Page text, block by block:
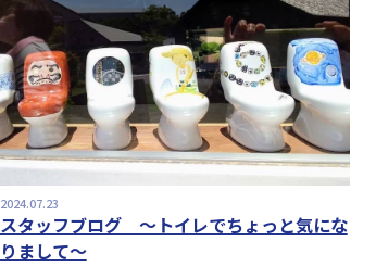
2024.07.23
スタッフブログ ～トイレでちょっと気にな
りまして～